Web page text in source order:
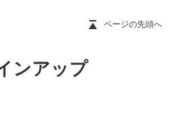
ページの先頭へ
ンアップ